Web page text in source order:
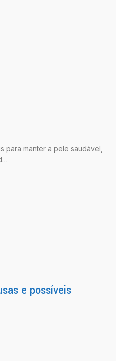
para manter a pele saudável,
e possíveis